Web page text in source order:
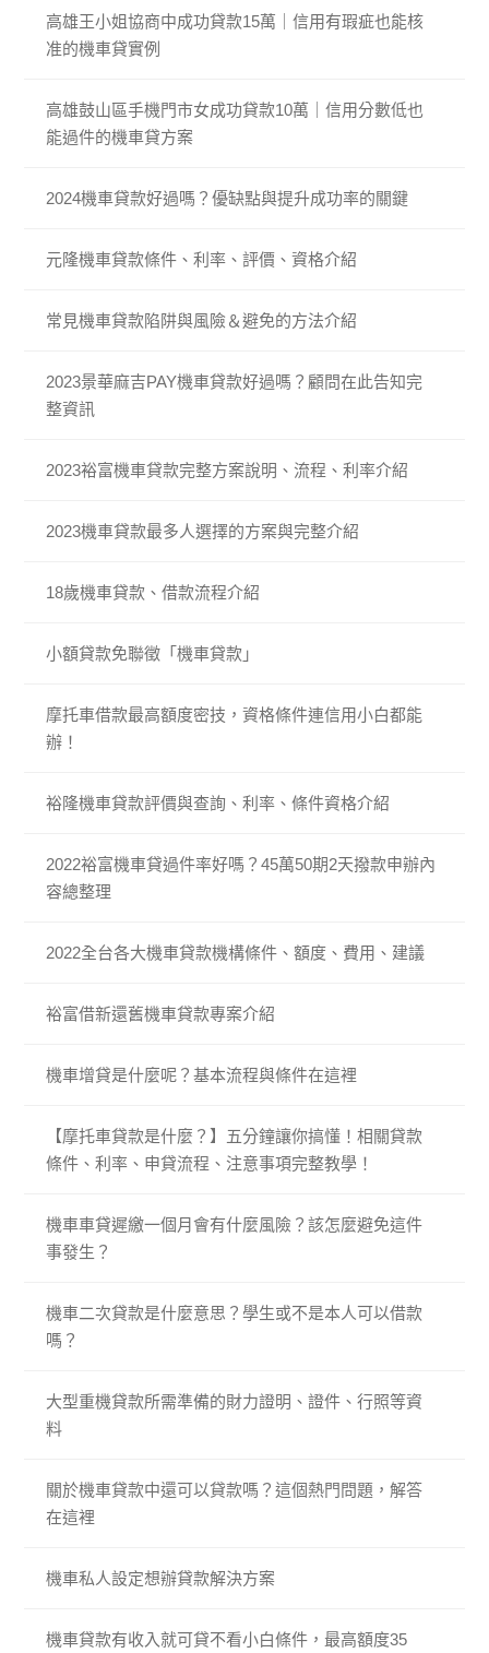
高雄王小姐協商中成功貸款15萬｜信用有瑕疵也能核
准的機車貸實例
高雄鼓山區手機門市女成功貸款10萬｜信用分數低也
能過件的機車貸方案
2024機車貸款好過嗎？優缺點與提升成功率的關鍵
元隆機車貸款條件、利率、評價、資格介紹
常見機車貸款陷阱與風險＆避免的方法介紹
2023景華麻吉PAY機車貸款好過嗎？顧問在此告知完
整資訊
2023裕富機車貸款完整方案說明、流程、利率介紹
2023機車貸款最多人選擇的方案與完整介紹
18歲機車貸款、借款流程介紹
小額貸款免聯徵「機車貸款」
摩托車借款最高額度密技，資格條件連信用小白都能
辦！
裕隆機車貸款評價與查詢、利率、條件資格介紹
2022裕富機車貸過件率好嗎？45萬50期2天撥款申辦內
容總整理
2022全台各大機車貸款機構條件、額度、費用、建議
裕富借新還舊機車貸款專案介紹
機車增貸是什麼呢？基本流程與條件在這裡
【摩托車貸款是什麼？】五分鐘讓你搞懂！相關貸款
條件、利率、申貸流程、注意事項完整教學！
機車車貸遲繳一個月會有什麼風險？該怎麼避免這件
事發生？
機車二次貸款是什麼意思？學生或不是本人可以借款
嗎？
大型重機貸款所需準備的財力證明、證件、行照等資
料
關於機車貸款中還可以貸款嗎？這個熱門問題，解答
在這裡
機車私人設定想辦貸款解決方案
機車貸款有收入就可貸不看小白條件，最高額度35